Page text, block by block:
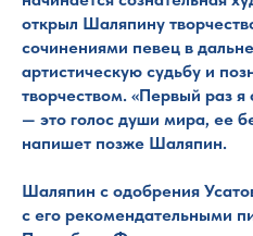
открыл Шаляпину
сочинениями певец в
артистическую судьбу и
творчеством. «Первый раз
— это голос души мира, ее
напишет позже Шаляпин.
Шаляпин с одобрения
с его рекомендательными